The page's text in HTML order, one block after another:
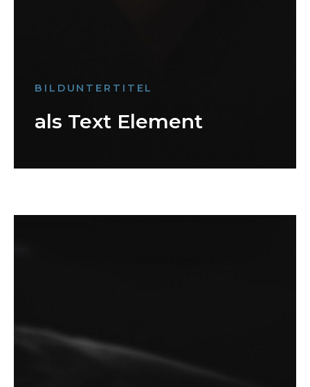
BILDUNTERTITEL
als Text Element